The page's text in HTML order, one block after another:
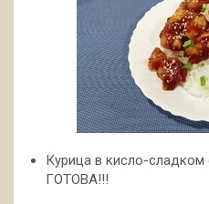
Курица в кисло-сладком
ГОТОВА!!!